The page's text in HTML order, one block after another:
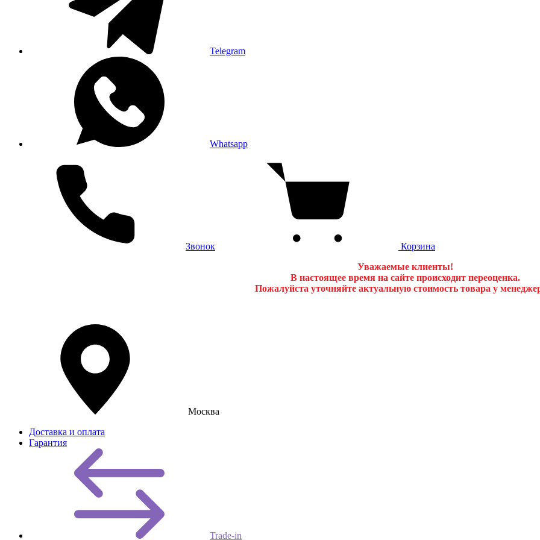
Telegram
Whatsapp
Звонок
Корзина
Уважаемые клиенты!
В настоящее время на сайте происходит переоценка.
Пожалуйста уточняйте актуальную стоимость товара у
Москва
Доставка и оплата
Гарантия
Trade-in